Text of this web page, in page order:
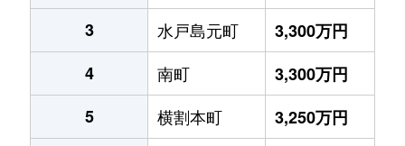
3
水戸島元町
3,300万円
4
南町
3,300万円
5
横割本町
3,250万円